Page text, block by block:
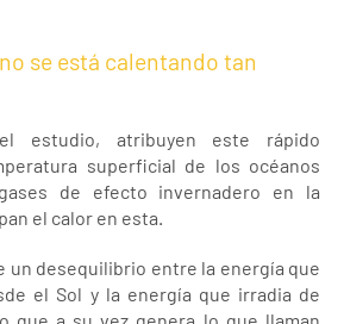
se está calentando tan
estudio, atribuyen este rápido
superficial de los océanos
de efecto invernadero en la
el calor en esta.
un desequilibrio entre la energía que
el Sol y la energía que irradia de